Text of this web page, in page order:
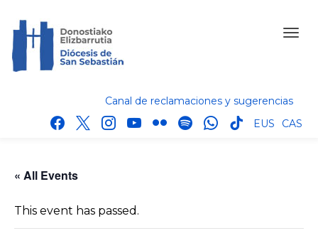
Canal de reclamaciones y sugerencias
facebook
x instagram
youtube
flickr spotifywhatsapp
tik
EUS CAS
« All Events
This event has passed.